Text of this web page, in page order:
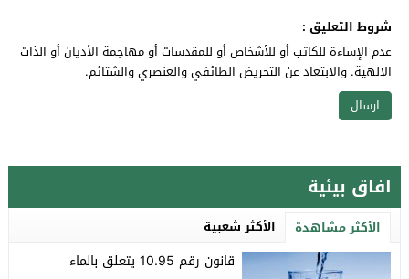
شروط التعليق :
عدم الإساءة للكاتب أو للأشخاص أو للمقدسات أو مهاجمة الأديان أو الذات
الالهية. والابتعاد عن التحريض الطائفي والعنصري والشتائم.
افاق بيئية
الأكثر مشاهدة الأكثر شعبية
قانون رقم 10.95 يتعلق بالماء